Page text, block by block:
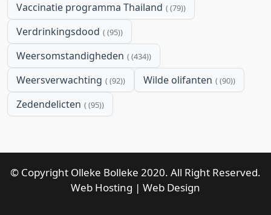
Vaccinatie programma Thailand (79)
Verdrinkingsdood (95)
Weersomstandigheden (434)
Weersverwachting (92) Wilde olifanten (90)
Zedendelicten (95)
© Copyright Olleke Bolleke 2020. All Right Reserved.
Web Hosting | Web Design